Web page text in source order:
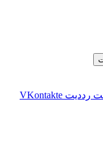
‫رددیت ‫VKontakte